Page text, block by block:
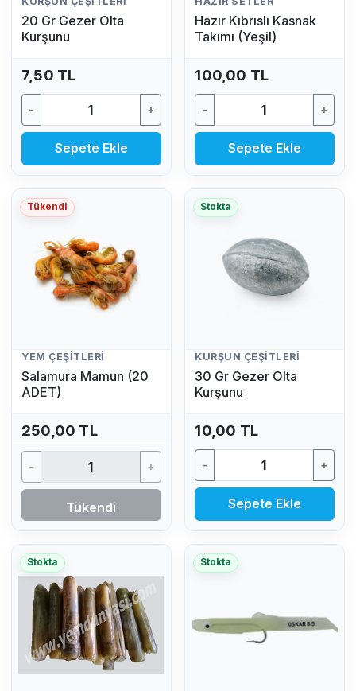
20 Gr Gezer Olta
Kurşunu
7,50 TL
- +
Sepete Ekle
Hazır Kıbrıslı Kasnak
Takımı (Yeşil)
100,00 TL
- +
Sepete Ekle
Tükendi
YEM ÇEŞITLERI
Salamura Mamun (20
ADET)
250,00 TL
- +
Tükendi
Stokta
KURŞUN ÇEŞITLERI
30 Gr Gezer Olta
Kurşunu
10,00 TL
- +
Sepete Ekle
Stokta Stokta